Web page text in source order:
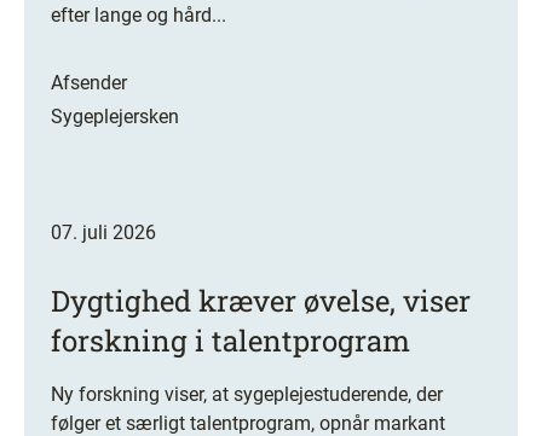
efter lange og hård...
Afsender
Sygeplejersken
07. juli 2026
Dygtighed kræver øvelse, viser
forskning i talentprogram
Ny forskning viser, at sygeplejestuderende, der
følger et særligt talentprogram, opnår markant